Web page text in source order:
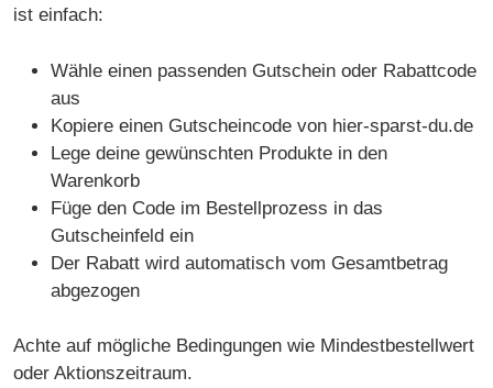
ist einfach:
Wähle einen passenden Gutschein oder Rabattcode
aus
Kopiere einen Gutscheincode von hier-sparst-du.de
Lege deine gewünschten Produkte in den
Warenkorb
Füge den Code im Bestellprozess in das
Gutscheinfeld ein
Der Rabatt wird automatisch vom Gesamtbetrag
abgezogen
Achte auf mögliche Bedingungen wie Mindestbestellwert
oder Aktionszeitraum.